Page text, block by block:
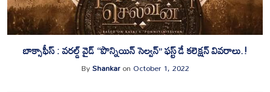
బాక్సాఫీస్ : వరల్డ్ వైడ్ “పొన్నియిన్ సెల్వన్” ఫస్ట్ డే కలెక్షన్ వివరాలు.!
ByShankaron October 1, 2022